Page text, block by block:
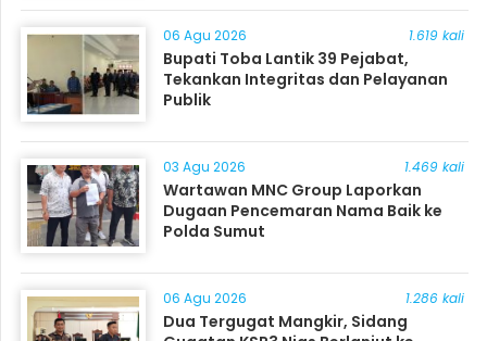
06 Agu 2026 1.619 kali
Bupati Toba Lantik 39 Pejabat,
Tekankan Integritas dan Pelayanan
Publik
03 Agu 2026 1.469 kali
Wartawan MNC Group Laporkan
Dugaan Pencemaran Nama Baik ke
Polda Sumut
06 Agu 2026 1.286 kali
Dua Tergugat Mangkir, Sidang